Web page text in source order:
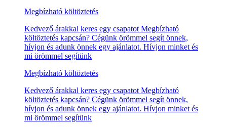
Megbízható költöztetés
Kedvező árakkal keres egy csapatot Megbízható
költöztetés kapcsán? Cégünk örömmel segít önnek,
hívjon és adunk önnek egy ajánlatot. Hívjon minket és
mi örömmel segítünk
Megbízható költöztetés
Kedvező árakkal keres egy csapatot Megbízható
költöztetés kapcsán? Cégünk örömmel segít önnek,
hívjon és adunk önnek egy ajánlatot. Hívjon minket és
mi örömmel segítünk